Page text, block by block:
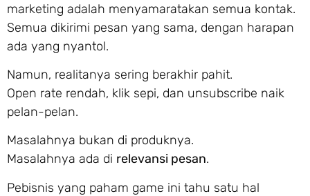
marketing adalah menyamaratakan semua kontak.
Semua dikirimi pesan yang sama, dengan harapan
ada yang nyantol.
Namun, realitanya sering berakhir pahit.
Open rate rendah, klik sepi, dan unsubscribe naik
pelan-pelan.
Masalahnya bukan di produknya.
Masalahnya ada di relevansi pesan.
Pebisnis yang paham game ini tahu satu hal